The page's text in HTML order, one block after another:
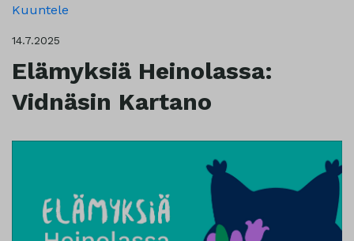
Kuuntele
14.7.2025
Elämyksiä Heinolassa:
Vidnäsin Kartano